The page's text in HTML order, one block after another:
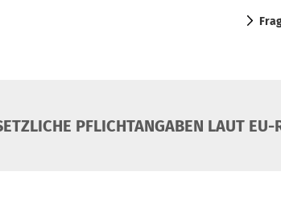
PFLICHTANGABEN LAUT EU-